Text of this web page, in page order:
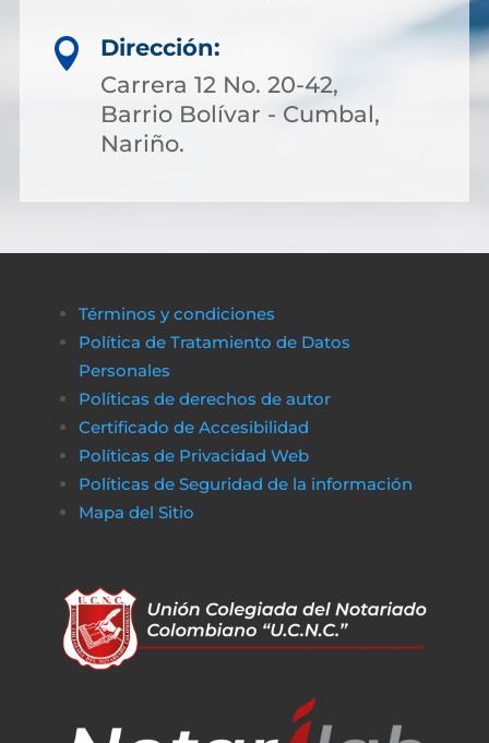

Dirección:
Carrera 12 No. 20-42,
Barrio Bolívar - Cumbal,
Nariño.
Términos y condiciones
Política de Tratamiento de Datos
Personales
Políticas de derechos de autor
Certificado de Accesibilidad
Políticas de Privacidad Web
Políticas de Seguridad de la información
Mapa del Sitio